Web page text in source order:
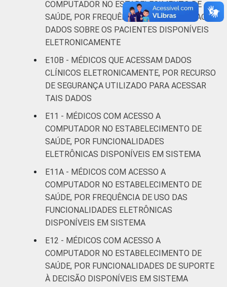
estabelecimentos de saúde brasileiros – TIC
Saúde 2019.
COMPUTADOR NO ESTABELECIMENTO DE
SAÚDE, POR FREQUÊNCIA DE CONSULTA AOS
DADOS SOBRE OS PACIENTES DISPONÍVEIS
ELETRONICAMENTE
E10B - MÉDICOS QUE ACESSAM DADOS
CLÍNICOS ELETRONICAMENTE, POR RECURSO
DE SEGURANÇA UTILIZADO PARA ACESSAR
TAIS DADOS
E11 - MÉDICOS COM ACESSO A
COMPUTADOR NO ESTABELECIMENTO DE
SAÚDE, POR FUNCIONALIDADES
ELETRÔNICAS DISPONÍVEIS EM SISTEMA
E11A - MÉDICOS COM ACESSO A
COMPUTADOR NO ESTABELECIMENTO DE
SAÚDE, POR FREQUÊNCIA DE USO DAS
FUNCIONALIDADES ELETRÔNICAS
DISPONÍVEIS EM SISTEMA
E12 - MÉDICOS COM ACESSO A
COMPUTADOR NO ESTABELECIMENTO DE
SAÚDE, POR FUNCIONALIDADES DE SUPORTE
À DECISÃO DISPONÍVEIS EM SISTEMA